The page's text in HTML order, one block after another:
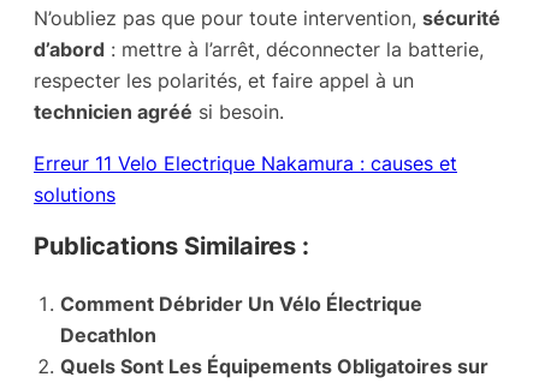
N’oubliez pas que pour toute intervention, sécurité
d’abord : mettre à l’arrêt, déconnecter la batterie,
respecter les polarités, et faire appel à un
technicien agréé si besoin.
Erreur 11 Velo Electrique Nakamura : causes et
solutions
Publications Similaires :
Comment Débrider Un Vélo Électrique
Decathlon
Quels Sont Les Équipements Obligatoires sur